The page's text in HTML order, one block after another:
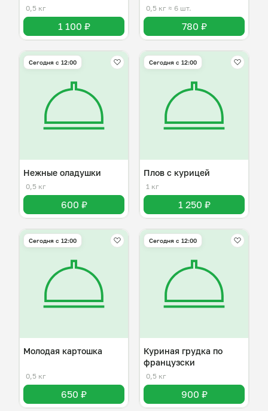
0,5 кг
1 100 ₽
0,5 кг ≈ 6 шт.
780 ₽
Сегодня с 12:00
Нежные оладушки
0,5 кг
600 ₽
Сегодня с 12:00
Плов с курицей
1 кг
1 250 ₽
Сегодня с 12:00
Молодая картошка
0,5 кг
650 ₽
Сегодня с 12:00
Куриная грудка по
французски
0,5 кг
900 ₽